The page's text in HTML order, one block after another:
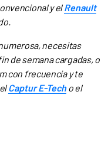
y elRenault
necesitas
de semana cargadas, o
con frecuencia y te
Captur E-Techo el